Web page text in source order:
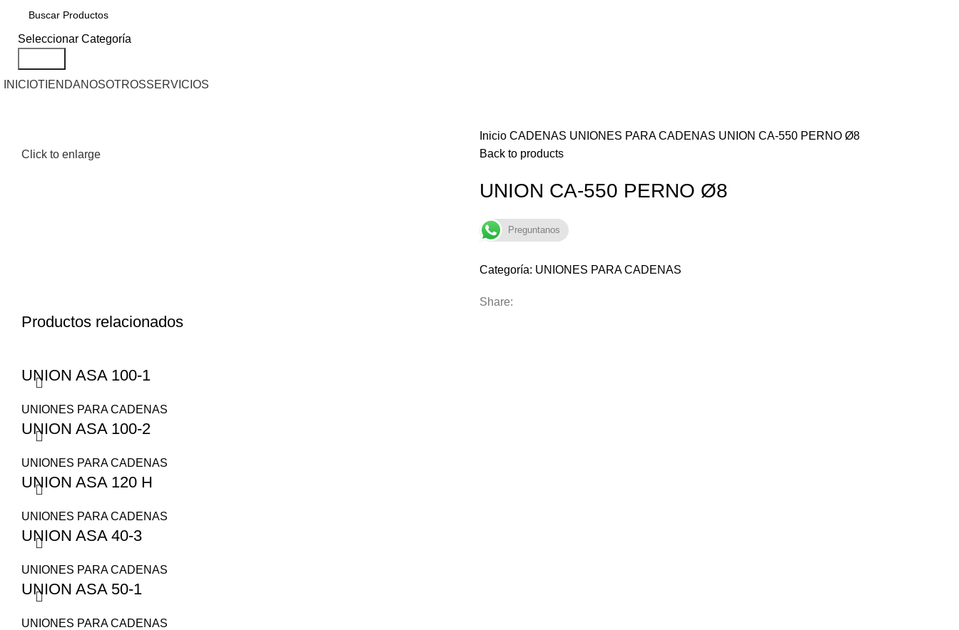
Seleccionar Categoría
INICIOTIENDANOSOTROSSERVICIOS
Click to enlarge
Inicio CADENAS UNIONES PARA CADENAS UNION CA-550 PERNO Ø8
Back to products
UNION CA-550 PERNO Ø8
Preguntanos
Categoría: UNIONES PARA CADENAS
Share:
Productos relacionados
UNION ASA 100-1
UNIONES PARA CADENAS
UNION ASA 100-2
UNIONES PARA CADENAS
UNION ASA 120 H
UNIONES PARA CADENAS
UNION ASA 40-3
UNIONES PARA CADENAS
UNION ASA 50-1
UNIONES PARA CADENAS